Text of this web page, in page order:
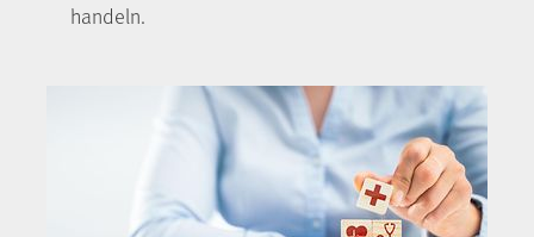
handeln.